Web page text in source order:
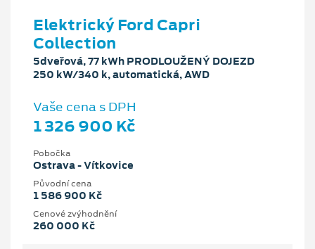
Elektrický Ford Capri
Collection
5dveřová, 77 kWh PRODLOUŽENÝ DOJEZD
250 kW/340 k, automatická, AWD
Vaše cena s DPH
1 326 900 Kč
Pobočka
Ostrava - Vítkovice
Původní cena
1 586 900 Kč
Cenové zvýhodnění
260 000 Kč